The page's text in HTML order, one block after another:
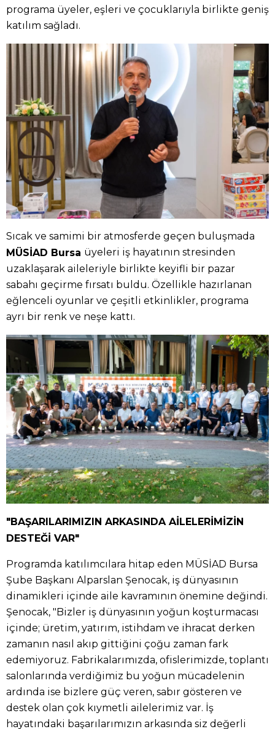
programa üyeler, eşleri ve çocuklarıyla birlikte geniş
katılım sağladı.
Sıcak ve samimi bir atmosferde geçen buluşmada
MÜSİAD Bursa üyeleri iş hayatının stresinden
uzaklaşarak aileleriyle birlikte keyifli bir pazar
sabahı geçirme fırsatı buldu. Özellikle hazırlanan
eğlenceli oyunlar ve çeşitli etkinlikler, programa
ayrı bir renk ve neşe kattı.
"BAŞARILARIMIZIN ARKASINDA AİLELERİMİZİN
DESTEĞİ VAR"
Programda katılımcılara hitap eden MÜSİAD Bursa
Şube Başkanı Alparslan Şenocak, iş dünyasının
dinamikleri içinde aile kavramının önemine değindi.
Şenocak, "Bizler iş dünyasının yoğun koşturmacası
içinde; üretim, yatırım, istihdam ve ihracat derken
zamanın nasıl akıp gittiğini çoğu zaman fark
edemiyoruz. Fabrikalarımızda, ofislerimizde, toplantı
salonlarında verdiğimiz bu yoğun mücadelenin
ardında ise bizlere güç veren, sabır gösteren ve
destek olan çok kıymetli ailelerimiz var. İş
hayatındaki başarılarımızın arkasında siz değerli